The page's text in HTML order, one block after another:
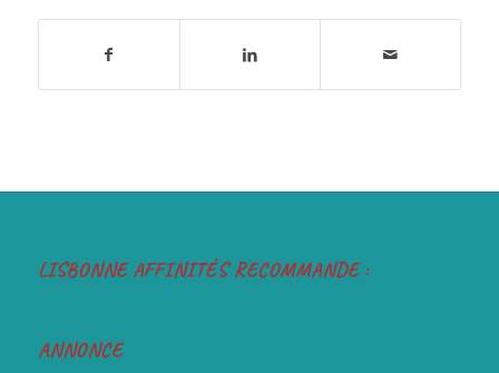
LISBONNE AFFINITÉS RECOMMANDE :
ANNONCE